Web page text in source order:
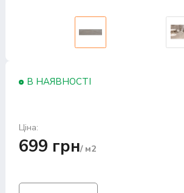
В НАЯВНОСТІ
Ціна:
699 грн/ м2